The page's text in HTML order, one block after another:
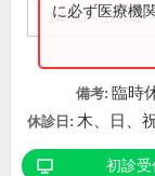
14:30～18:00
に必ず医療機
備考: 臨時
休診日: 木、日、
初診受